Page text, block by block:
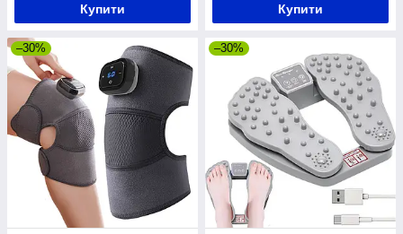
Купити Купити
–30% –30%